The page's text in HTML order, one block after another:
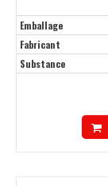
Emballage
Fabricant
Substance